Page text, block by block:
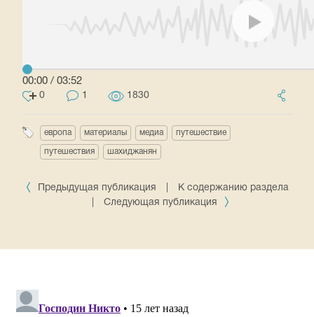
00:00 / 03:52
0 1 1830
европа материалы медиа путешествие
путешествия шахиджанян
Предыдущая публикация
К содержанию раздела
Следующая публикация